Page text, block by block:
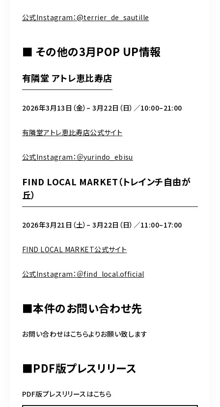
公式Instagram：@terrier_de_sautille
■ その他の3月POP UP情報
有隣堂 アトレ恵比寿店
2026年3月13日（金）– 3月22日（日）／10:00–21:00
有隣堂アトレ恵比寿店公式サイト
公式Instagram：＠yurindo_ebisu
FIND LOCAL MARKET（トレインチ自由が
丘）
2026年3月21日（土）– 3月22日（日）／11:00–17:00
FIND LOCAL MARKET公式サイト
公式Instagram：＠find_local.official
■本件のお問い合わせ先
お問い合わせはこちらよりお願い致します
■PDF版プレスリリース
PDF版プレスリリースはこちら